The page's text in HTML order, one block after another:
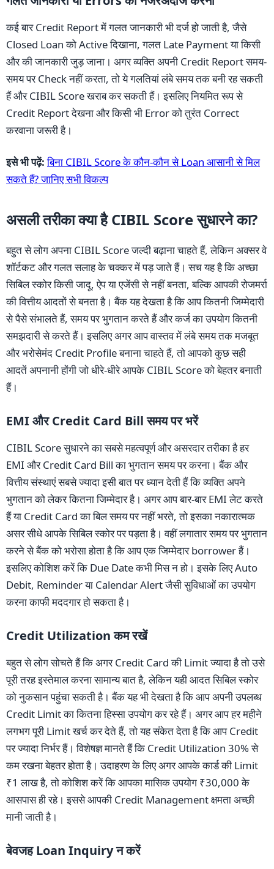
कई बार Credit Report में गलत जानकारी भी दर्ज हो जाती है, जैसे
Closed Loan को Active दिखाना, गलत Late Payment या किसी
और की जानकारी जुड़ जाना। अगर व्यक्ति अपनी Credit Report समय-
समय पर Check नहीं करता, तो ये गलतियां लंबे समय तक बनी रह सकती
हैं और CIBIL Score खराब कर सकती हैं। इसलिए नियमित रूप से
Credit Report देखना और किसी भी Error को तुरंत Correct
करवाना जरूरी है।
इसे भी पढ़ें: बिना CIBIL Score के कौन-कौन से Loan आसानी से मिल
सकते हैं? जानिए सभी विकल्प
असली तरीका क्या है CIBIL Score सुधारने का?
बहुत से लोग अपना CIBIL Score जल्दी बढ़ाना चाहते हैं, लेकिन अक्सर वे
शॉर्टकट और गलत सलाह के चक्कर में पड़ जाते हैं। सच यह है कि अच्छा
सिबिल स्कोर किसी जादू, ऐप या एजेंसी से नहीं बनता, बल्कि आपकी रोजमर्रा
की वित्तीय आदतों से बनता है। बैंक यह देखता है कि आप कितनी जिम्मेदारी
से पैसे संभालते हैं, समय पर भुगतान करते हैं और कर्ज का उपयोग कितनी
समझदारी से करते हैं। इसलिए अगर आप वास्तव में लंबे समय तक मजबूत
और भरोसेमंद Credit Profile बनाना चाहते हैं, तो आपको कुछ सही
आदतें अपनानी होंगी जो धीरे-धीरे आपके CIBIL Score को बेहतर बनाती
हैं।
EMI और Credit Card Bill समय पर भरें
CIBIL Score सुधारने का सबसे महत्वपूर्ण और असरदार तरीका है हर
EMI और Credit Card Bill का भुगतान समय पर करना। बैंक और
वित्तीय संस्थाएं सबसे ज्यादा इसी बात पर ध्यान देती हैं कि व्यक्ति अपने
भुगतान को लेकर कितना जिम्मेदार है। अगर आप बार-बार EMI लेट करते
हैं या Credit Card का बिल समय पर नहीं भरते, तो इसका नकारात्मक
असर सीधे आपके सिबिल स्कोर पर पड़ता है। वहीं लगातार समय पर भुगतान
करने से बैंक को भरोसा होता है कि आप एक जिम्मेदार borrower हैं।
इसलिए कोशिश करें कि Due Date कभी मिस न हो। इसके लिए Auto
Debit, Reminder या Calendar Alert जैसी सुविधाओं का उपयोग
करना काफी मददगार हो सकता है।
Credit Utilization कम रखें
बहुत से लोग सोचते हैं कि अगर Credit Card की Limit ज्यादा है तो उसे
पूरी तरह इस्तेमाल करना सामान्य बात है, लेकिन यही आदत सिबिल स्कोर
को नुकसान पहुंचा सकती है। बैंक यह भी देखता है कि आप अपनी उपलब्ध
Credit Limit का कितना हिस्सा उपयोग कर रहे हैं। अगर आप हर महीने
लगभग पूरी Limit खर्च कर देते हैं, तो यह संकेत देता है कि आप Credit
पर ज्यादा निर्भर हैं। विशेषज्ञ मानते हैं कि Credit Utilization 30% से
कम रखना बेहतर होता है। उदाहरण के लिए अगर आपके कार्ड की Limit
₹1 लाख है, तो कोशिश करें कि आपका मासिक उपयोग ₹30,000 के
आसपास ही रहे। इससे आपकी Credit Management क्षमता अच्छी
मानी जाती है।
बेवजह Loan Inquiry न करें